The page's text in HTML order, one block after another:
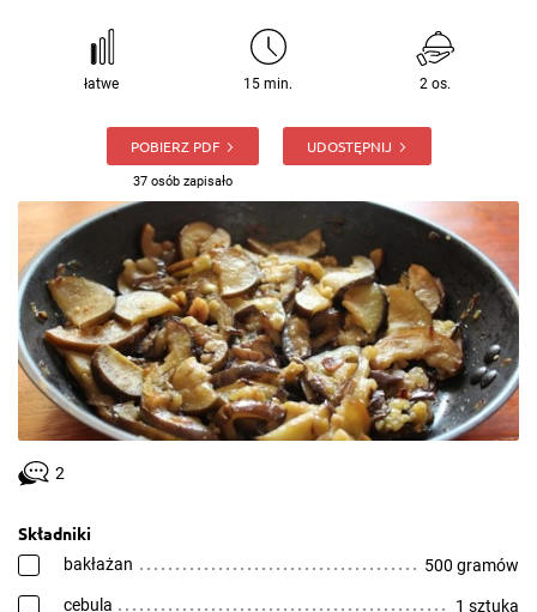
łatwe 15 min. 2 os.
POBIERZ PDF
37 osób zapisało
UDOSTĘPNIJ
2
Składniki
bakłażan 500 gramów
cebula 1 sztuka